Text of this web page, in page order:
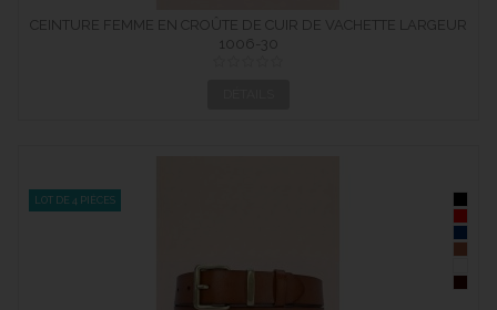
CEINTURE FEMME EN CROÛTE DE CUIR DE VACHETTE LARGEUR
30 MM
1006-30
LOT DE 4 PIÈCES